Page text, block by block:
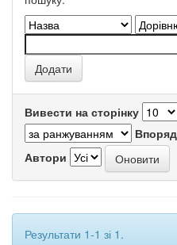
Вивести на сторінку
Автори
Результати 1-1 зі 1.